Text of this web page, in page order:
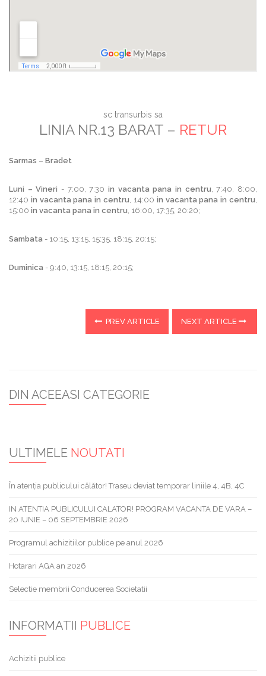
sc transurbis sa
LINIA NR.13 BARAT – RETUR
Sarmas – Bradet
Luni – Vineri - 7:00, 7:30in vacanta pana in centru, 7:40, 8:00,
12:40 in vacanta pana in centru, 14:00 in vacanta pana in centru,
15:00 in vacanta pana in centru, 16:00, 17:35, 20:20;
Sambata - 10:15, 13:15, 15:35, 18:15, 20:15;
Duminica - 9:40, 13:15, 18:15, 20:15;
PREV ARTICLE NEXT ARTICLE
DIN ACEEASI CATEGORIE
ULTIMELE NOUTATI
În atenția publicului călător! Traseu deviat temporar liniile 4, 4B, 4C
IN ATENTIA PUBLICULUI CALATOR! PROGRAM VACANTA DE VARA –
20 IUNIE – 06 SEPTEMBRIE 2026
Programul achizitiilor publice pe anul 2026
Hotarari AGA an 2026
Selectie membrii Conducerea Societatii
INFORMATII PUBLICE
Achizitii publice